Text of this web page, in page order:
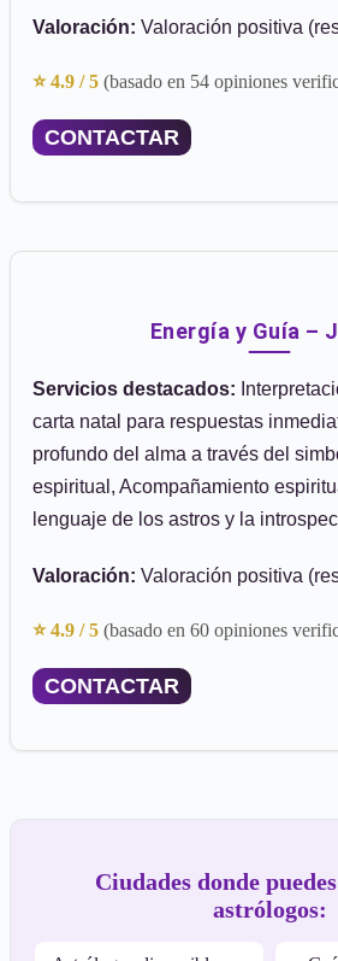
Valoración: Valoración positiva
⭐ 4.9 / 5 (basado en 54 opiniones
CONTACTAR
Energía y Guía –
Servicios destacados:
carta natal para respuestas
profundo del alma a través del
espiritual, Acompañamiento
lenguaje de los astros y la
Valoración: Valoración positiva
⭐ 4.9 / 5 (basado en 60 opiniones
CONTACTAR
Ciudades donde
astrólogos: